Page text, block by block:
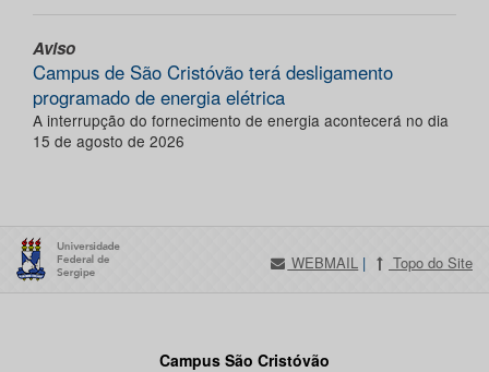
Aviso
Campus de São Cristóvão terá desligamento
programado de energia elétrica
A interrupção do fornecimento de energia acontecerá no dia
15 de agosto de 2026
WEBMAIL | Topo do Site
Campus São Cristóvão